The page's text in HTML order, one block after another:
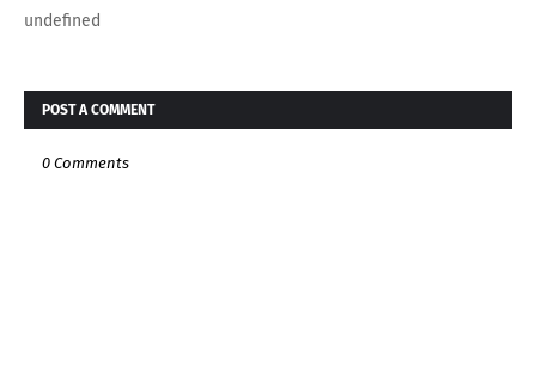
undefined
POST A COMMENT
0 Comments